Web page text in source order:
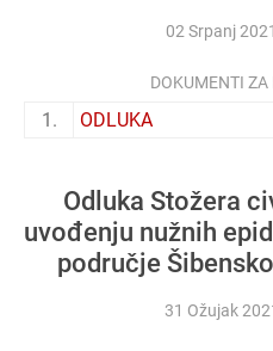
02 Srpanj 2021
DOKUMENTI
1. ODLUKA
Odluka Stožera
uvođenju nužnih
područje
31 Ožujak